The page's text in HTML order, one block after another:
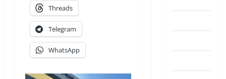
Threads
Telegram
WhatsApp